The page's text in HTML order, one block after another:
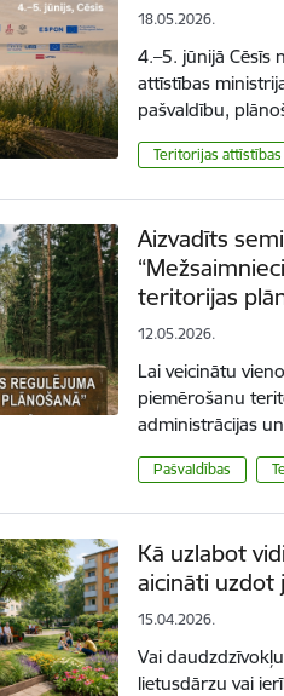
18.05.2026.
4.–5. jūnijā Cēsīs
attīstības
pašvaldību,
Teritorijas
Aizvadīts
teritorijas
12.05.2026.
Lai veicinātu
piemērošanu
administrācijas
Pašvaldības
Kā uzlabot
aicināti uzdot
15.04.2026.
Vai
lietusdārzu vai